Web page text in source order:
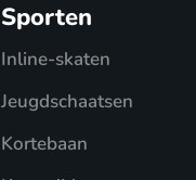
Sporten
Inline-skaten
Jeugdschaatsen
Kortebaan